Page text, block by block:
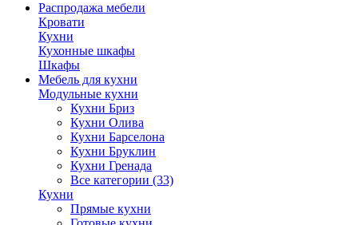
Распродажа мебели
Кровати
Кухни
Кухонные шкафы
Шкафы
Мебель для кухни
Модульные кухни
Кухни Бриз
Кухни Олива
Кухни Барселона
Кухни Бруклин
Кухни Гренада
Все категории (33)
Кухни
Прямые кухни